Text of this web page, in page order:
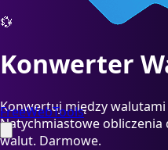
FreeWebTools
💱
Konwerter
Konwertuj między
Natychmiastowe obliczenia
walut. Darmowe.